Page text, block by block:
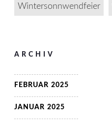
Wintersonnwendfeier
ARCHIV
FEBRUAR 2025
JANUAR 2025